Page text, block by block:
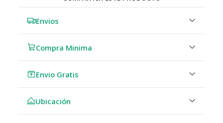
Envios
Compra Minima
Envio Gratis
Ubicación